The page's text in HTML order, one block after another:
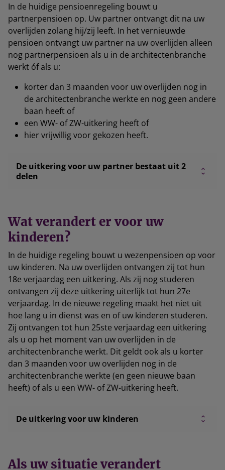
In de huidige pensioenregeling bouwt u
partnerpensioen op. Uw partner ontvangt dit na uw
overlijden zolang hij/zij leeft. In het vernieuwde
pensioen ontvangt uw partner na uw overlijden alleen
nog partnerpensioen als u in de architectenbranche
werkt óf als u:
korter dan 3 maanden voor uw overlijden nog in
de architectenbranche werkte en nog geen andere
baan heeft of
een WW- of ZW-uitkering heeft of
hier vrijwillig voor gekozen heeft.
De uitkering voor uw partner bestaat uit 2
delen
Wat verandert er voor uw
kinderen?
In de huidige regeling bouwt u wezenpensioen op voor
uw kinderen. Na uw overlijden ontvangen zij tot hun
18e verjaardag een uitkering. Als zij nog studeren
ontvangen zij deze uitkering uiterlijk tot hun 27e
verjaardag. In de nieuwe regeling maakt het niet uit
hoe lang u in dienst was en of uw kinderen studeren.
Zij ontvangen tot hun 25ste verjaardag een uitkering
als u op het moment van uw overlijden in de
architectenbranche werkt. Dit geldt ook als u korter
dan 3 maanden voor uw overlijden nog in de
architectenbranche werkte (en geen nieuwe baan
heeft) of als u een WW- of ZW-uitkering heeft.
De uitkering voor uw kinderen
Als uw situatie verandert